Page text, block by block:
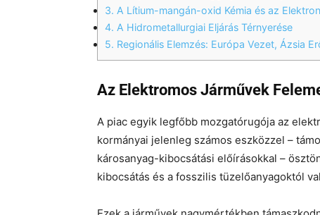
3. A Lítium-mangán-oxid Kémia és az
4. A Hidrometallurgiai Eljárás Térnyerése
5. Regionális Elemzés: Európa Vezet, Ázsia
Az Elektromos Járművek
A piac egyik legfőbb mozgatórugója az
kormányai jelenleg számos eszközzel –
károsanyag-kibocsátási előírásokkal –
kibocsátás és a fosszilis tüzelőanyagoktól